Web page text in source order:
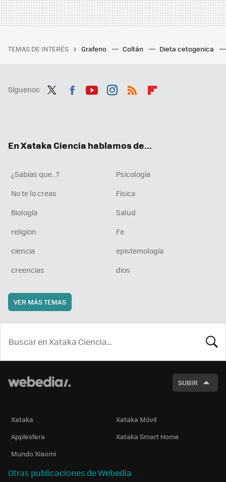
TEMAS DE INTERÉS Grafeno Coltán Dieta cetogenica
Síguenos
En Xataka Ciencia hablamos de...
¿Sabías que...?
Psicología
No te lo creas
Física
Biología
Salud
religion
Fe
ciencia
epistemología
creencias
dios
VER MÁS TEMAS
SUBIR
Xataka
Xataka Móvil
Applesfera
Xataka Smart Home
Mundo Xiaomi
Otras publicaciones de Webedia